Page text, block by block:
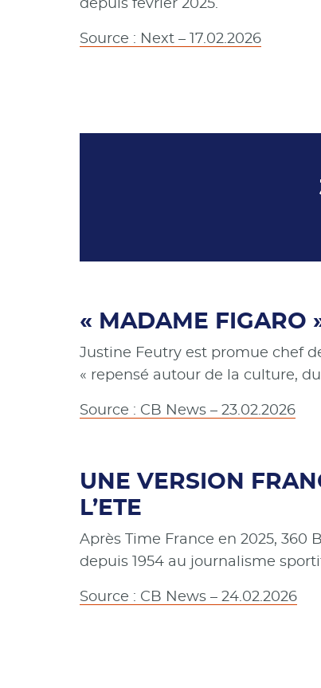
depuis février 2025.
Source : Next – 17.02.2026
« MADAME FIGARO
Justine Feutry est promue chef
« repensé autour de la culture,
Source : CB News – 23.02.2026
UNE VERSION
L’ETE
Après Time France en 2025, 360
depuis 1954 au journalisme
Source : CB News – 24.02.2026